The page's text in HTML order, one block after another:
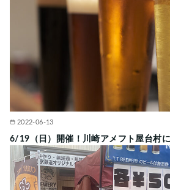
2022-06-13
6/19（日）開催！川崎アメフト屋台村に